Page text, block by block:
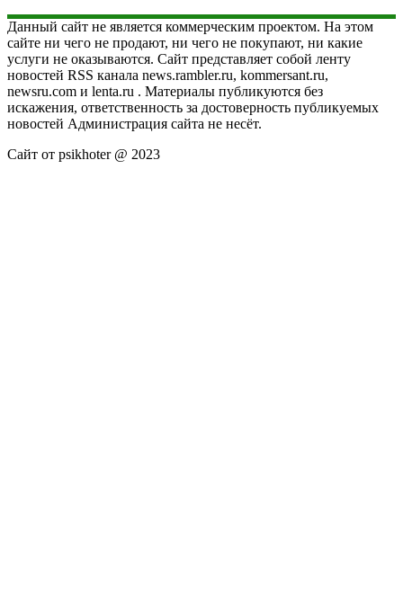
Данный сайт не является коммерческим проектом. На этом
сайте ни чего не продают, ни чего не покупают, ни какие
услуги не оказываются. Сайт представляет собой ленту
новостей RSS канала news.rambler.ru, kommersant.ru,
newsru.com и lenta.ru . Материалы публикуются без
искажения, ответственность за достоверность публикуемых
новостей Администрация сайта не несёт.
Сайт от psikhoter @ 2023